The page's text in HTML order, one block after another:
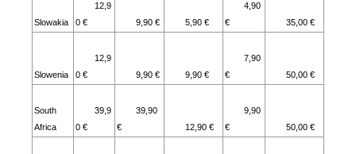
Slowakia
12,9
0 €
9,90 € 5,90 €
4,90
€
35,00 €
Slowenia
12,9
0 €
9,90 € 9,90 €
7,90
€
50,00 €
South
Africa
39,9
0 €
39,90
€
12,90 €
9,90
€
50,00 €